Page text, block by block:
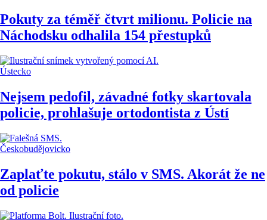
Pokuty za téměř čtvrt milionu. Policie na
Náchodsku odhalila 154 přestupků
Ústecko
Nejsem pedofil, závadné fotky skartovala
policie, prohlašuje ortodontista z Ústí
Českobudějovicko
Zaplaťte pokutu, stálo v SMS. Akorát že ne
od policie